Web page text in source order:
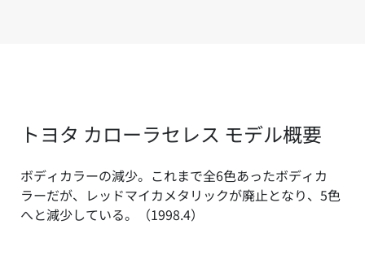
トヨタ カローラセレス モデル概要
ボディカラーの減少。これまで全6色あったボディカ
ラーだが、レッドマイカメタリックが廃止となり、5色
へと減少している。（1998.4）